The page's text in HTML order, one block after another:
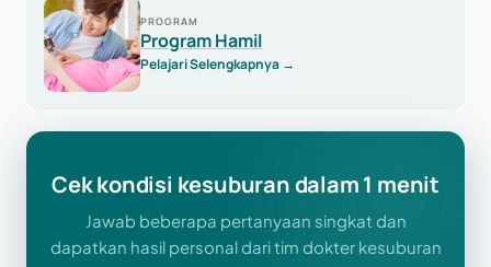
PROGRAM
Program Hamil
Pelajari Selengkapnya →
Cek kondisi kesuburan dalam 1 menit
Jawab beberapa pertanyaan singkat dan
dapatkan hasil personal dari tim dokter kesuburan